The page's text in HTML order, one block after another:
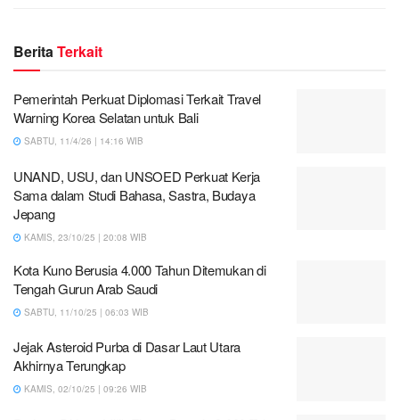
BeritaTerkait
Pemerintah Perkuat Diplomasi Terkait Travel
Warning Korea Selatan untuk Bali
SABTU, 11/4/26 | 14:16 WIB
UNAND, USU, dan UNSOED Perkuat Kerja
Sama dalam Studi Bahasa, Sastra, Budaya
Jepang
KAMIS, 23/10/25 | 20:08 WIB
Kota Kuno Berusia 4.000 Tahun Ditemukan di
Tengah Gurun Arab Saudi
SABTU, 11/10/25 | 06:03 WIB
Jejak Asteroid Purba di Dasar Laut Utara
Akhirnya Terungkap
KAMIS, 02/10/25 | 09:26 WIB